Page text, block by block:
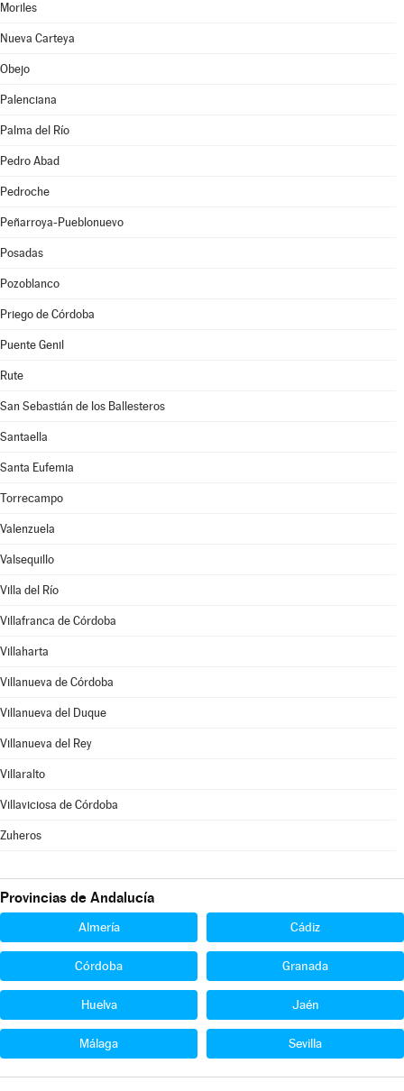
Moriles
Nueva Carteya
Obejo
Palenciana
Palma del Río
Pedro Abad
Pedroche
Peñarroya-Pueblonuevo
Posadas
Pozoblanco
Priego de Córdoba
Puente Genil
Rute
San Sebastián de los Ballesteros
Santaella
Santa Eufemia
Torrecampo
Valenzuela
Valsequillo
Villa del Río
Villafranca de Córdoba
Villaharta
Villanueva de Córdoba
Villanueva del Duque
Villanueva del Rey
Villaralto
Villaviciosa de Córdoba
Zuheros
Provincias de Andalucía
Almería Cádiz
Córdoba Granada
Huelva Jaén
Málaga Sevilla